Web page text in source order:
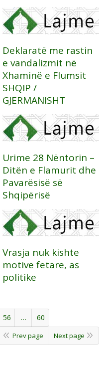
Deklaratë me rastin
e vandalizmit në
Xhaminë e Flumsit
SHQIP /
GJERMANISHT
Urime 28 Nëntorin –
Ditën e Flamurit dhe
Pavarësisë së
Shqipërisë
Vrasja nuk kishte
motive fetare, as
politike
56 … 60
Prev page Next page